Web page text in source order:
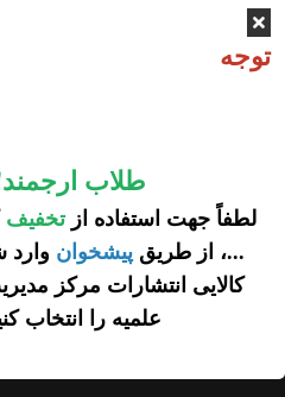
طلاب ارجمند
لطفاً جهت استفاده از تخفیف
...، از طریق پیشخوان وارد
کالایی انتشارات مرکز
علمیه را انتخاب
روش های خطبه خوانی